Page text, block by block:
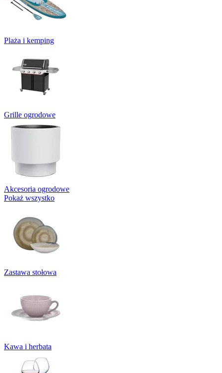
Plaża i kemping
Grille ogrodowe
Akcesoria ogrodowe
Pokaż wszystko
Zastawa stołowa
Kawa i herbata